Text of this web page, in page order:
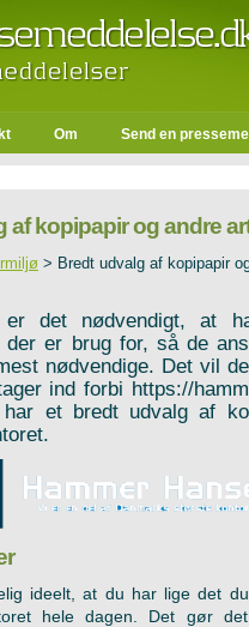
Om Send en
af kopipapir og andre
> Bredt udvalg af kopipapir
er det nødvendigt, at
der er brug for, så de
nødvendige. Det vil
ind forbi https://
har et bredt udvalg af
ideelt, at du har lige det
hele dagen. Det gør